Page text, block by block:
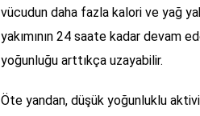
vücudun daha fazla kalori ve yağ
yakımının 24 saate kadar devam
yoğunluğu arttıkça uzayabilir.
Öte yandan, düşük yoğunluklu